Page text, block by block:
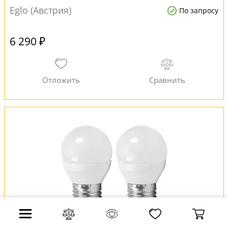
Eglo (Австрия) По запросу
6 290 ₽